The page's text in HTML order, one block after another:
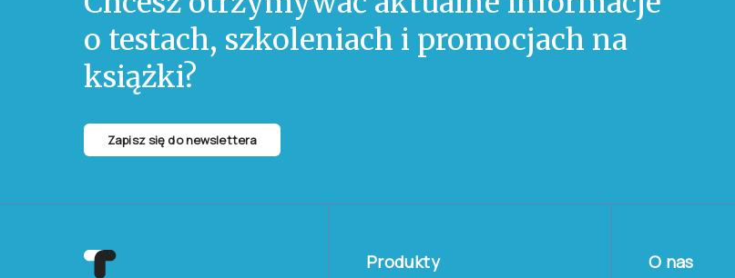
o testach, szkoleniach i promocjach na
książki?
Zapisz się do newslettera
Produkty O nas